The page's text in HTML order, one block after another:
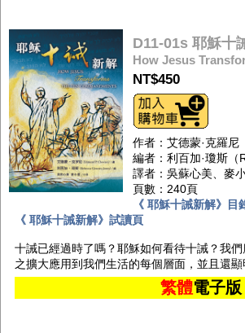
D11-01s 耶穌十
How Jesus
NT$450
作者：艾德蒙·克羅尼
編者：利百加·瓊斯
譯者：吳蘇心美、麥
頁數：240頁
《 耶穌十誡新解》目
《 耶穌十誡新解》試讀頁
十誡已經過時了嗎？耶穌如何看待十誡？我
之擴大應用到我們生活的每個層面，並且還
繁體電子